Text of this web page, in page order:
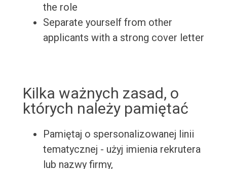
the role
Separate yourself from other
applicants with a strong cover letter
Kilka ważnych zasad, o
których należy pamiętać
Pamiętaj o spersonalizowanej linii
tematycznej - użyj imienia rekrutera
lub nazwy firmy,